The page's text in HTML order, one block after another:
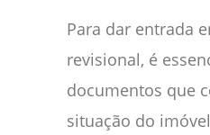
Para dar entrada
revisional, é
documentos que
situação do